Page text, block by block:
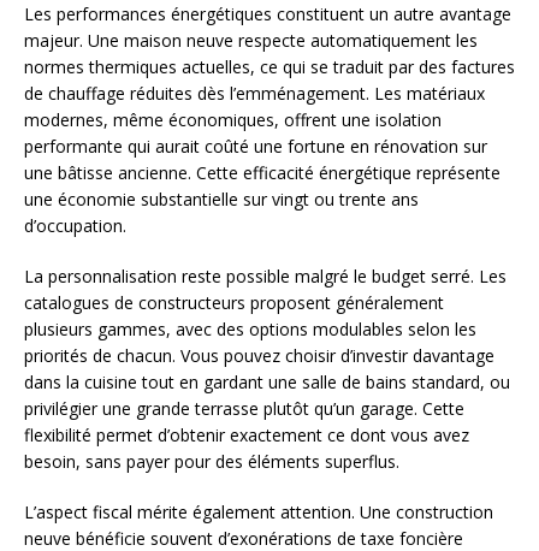
Les performances énergétiques constituent un autre avantage
majeur. Une maison neuve respecte automatiquement les
normes thermiques actuelles, ce qui se traduit par des factures
de chauffage réduites dès l’emménagement. Les matériaux
modernes, même économiques, offrent une isolation
performante qui aurait coûté une fortune en rénovation sur
une bâtisse ancienne. Cette efficacité énergétique représente
une économie substantielle sur vingt ou trente ans
d’occupation.
La personnalisation reste possible malgré le budget serré. Les
catalogues de constructeurs proposent généralement
plusieurs gammes, avec des options modulables selon les
priorités de chacun. Vous pouvez choisir d’investir davantage
dans la cuisine tout en gardant une salle de bains standard, ou
privilégier une grande terrasse plutôt qu’un garage. Cette
flexibilité permet d’obtenir exactement ce dont vous avez
besoin, sans payer pour des éléments superflus.
L’aspect fiscal mérite également attention. Une construction
neuve bénéficie souvent d’exonérations de taxe foncière